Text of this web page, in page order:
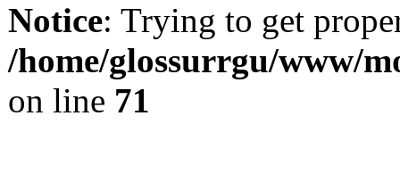
Notice: Trying to get
/home/glossurrgu/www/
on line 71